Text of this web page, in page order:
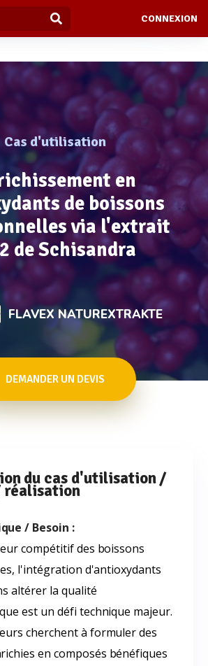
CONNEXION
Cas d'utilisation
en
de boissons
via l'extrait
de Schisandra
FLAVEX NATUREXTRAKTE
DEMANDER UN DEVIS
du cas d'utilisation /
/ Besoin :
compétitif des boissons
l'intégration d'antioxydants
altérer la qualité
est un défi technique majeur.
cherchent à formuler des
en composés bénéfiques